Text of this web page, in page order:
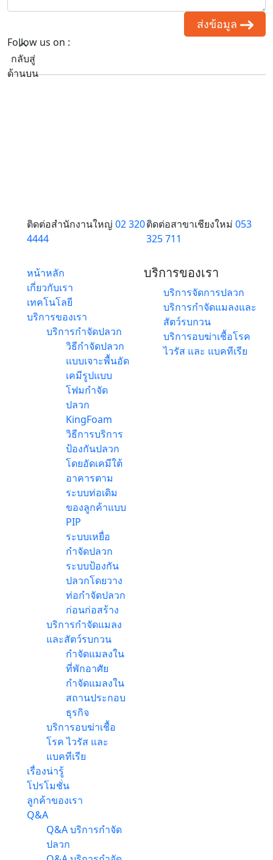
ส่งข้อมูล
กลับสู่
ด้านบน
Follow us on :
ติดต่อสำนักงานใหญ่ 02 320
4444
ติดต่อสาขาเชียงใหม่ 053
325 711
หน้าหลัก
เกี่ยวกับเรา
เทคโนโลยี
บริการของเรา
บริการกำจัดปลวก
วิธีกำจัดปลวก
แบบเจาะพื้นอัด
เคมีรูปแบบ
โฟมกำจัด
ปลวก
KingFoam
วิธีการบริการ
ป้องกันปลวก
โดยอัดเคมีใต้
อาคารตาม
ระบบท่อเดิม
ของลูกค้าแบบ
PIP
ระบบเหยื่อ
กำจัดปลวก
ระบบป้องกัน
ปลวกโดยวาง
ท่อกำจัดปลวก
ก่อนก่อสร้าง
บริการกำจัดแมลง
และสัตว์รบกวน
กำจัดแมลงใน
ที่พักอาศัย
กำจัดแมลงใน
สถานประกอบ
ธุรกิจ
บริการอบฆ่าเชื้อ
โรค ไวรัส และ
แบคทีเรีย
เรื่องน่ารู้
โปรโมชั่น
ลูกค้าของเรา
Q&A
Q&A บริการกำจัด
ปลวก
บริการของเรา
บริการจัดการปลวก
บริการกำจัดแมลงและ
สัตว์รบกวน
บริการอบฆ่าเชื้อโรค
ไวรัส และ แบคทีเรีย